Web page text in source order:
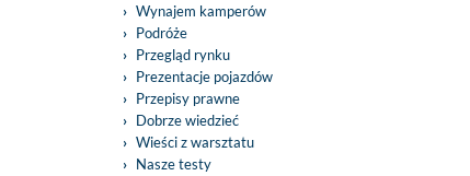
Wynajem kamperów
Podróże
Przegląd rynku
Prezentacje pojazdów
Przepisy prawne
Dobrze wiedzieć
Wieści z warsztatu
Nasze testy